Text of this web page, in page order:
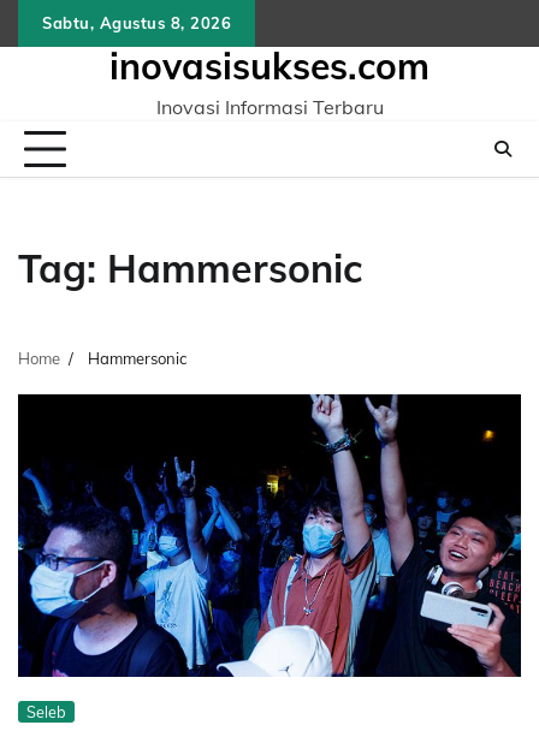
to
Sabtu, Agustus 8, 2026
inovasisukses.com
Inovasi Informasi Terbaru
Tag: Hammersonic
Home Hammersonic
Seleb